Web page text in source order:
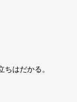
はだかる。